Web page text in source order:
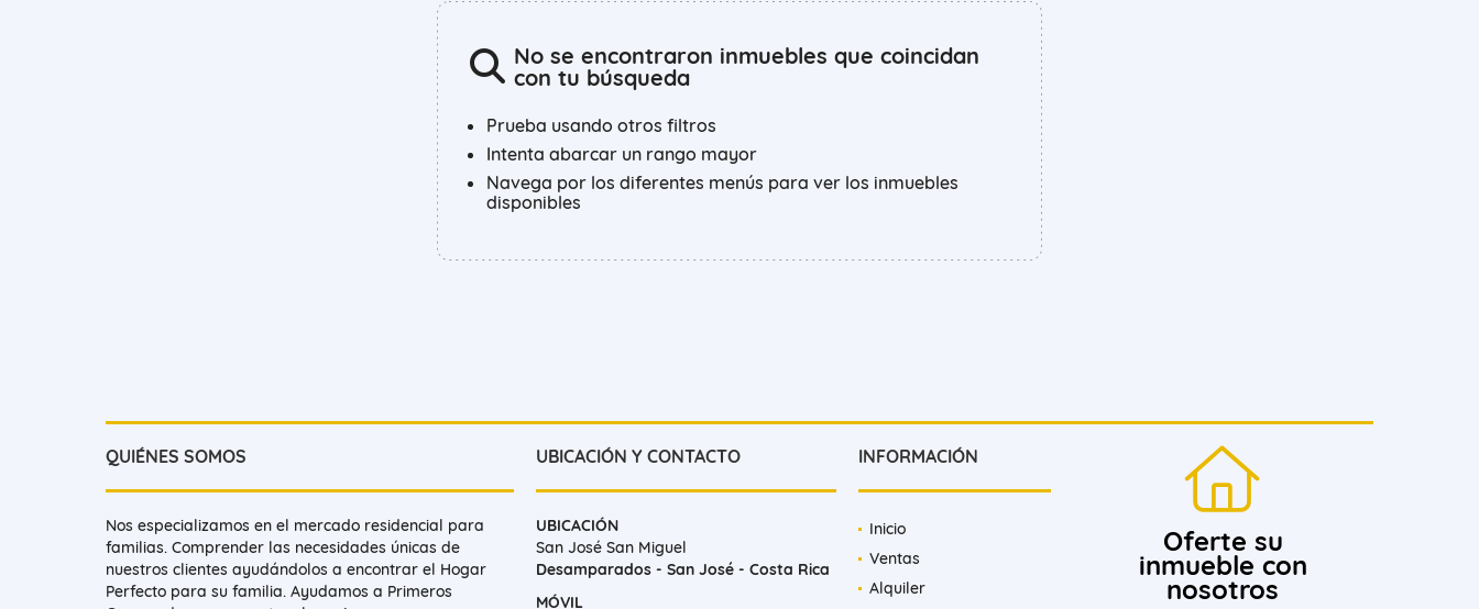
No se encontraron inmuebles que coincidan
con tu búsqueda
Prueba usando otros filtros
Intenta abarcar un rango mayor
Navega por los diferentes menús para ver los inmuebles
disponibles
QUIÉNES SOMOS
Nos especializamos en el mercado residencial para
familias. Comprender las necesidades únicas de
nuestros clientes ayudándolos a encontrar el Hogar
Perfecto para su familia. Ayudamos a Primeros
UBICACIÓN Y CONTACTO
UBICACIÓN
San José San Miguel
Desamparados - San José - Costa Rica
MÓVIL
INFORMACIÓN
Inicio
Ventas
Alquiler
Oferte su
inmueble con
nosotros